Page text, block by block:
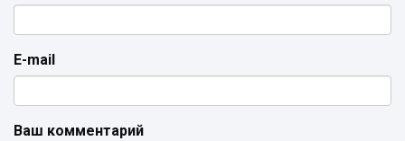
E-mail
Ваш комментарий